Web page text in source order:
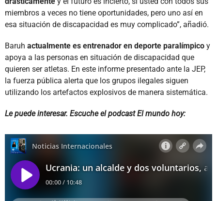
miembros a veces no tiene oportunidades, pero uno así en
esa situación de discapacidad es muy complicado”, añadió.
Baruh actualmente es entrenador en deporte paralímpico y
apoya a las personas en situación de discapacidad que
quieren ser atletas. En este informe presentado ante la JEP,
la fuerza pública alerta que los grupos ilegales siguen
utilizando los artefactos explosivos de manera sistemática.
Le puede interesar. Escuche el podcast El mundo hoy: